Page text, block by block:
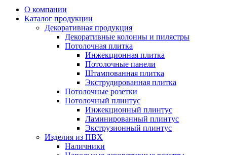
О компании
Каталог продукции
Декоративная продукция
Декоративные колонны и пилястры
Потолочная плитка
Инжекционная плитка
Потолочные панели
Штампованная плитка
Экструдированная плитка
Потолочные розетки
Потолочный плинтус
Инжекционный плинтус
Ламинированный плинтус
Экструзионный плинтус
Изделия из ПВХ
Наличники